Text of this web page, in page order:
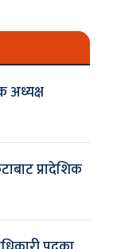
अध्यक्ष
प्रादेशिक